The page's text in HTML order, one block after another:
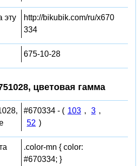
эту
http://bikubik.com/ru/x670
334
675-10-28
цветовая гамма
#670334 - ( 103 , 3 ,
52 )
.color-mn { color:
#670334; }